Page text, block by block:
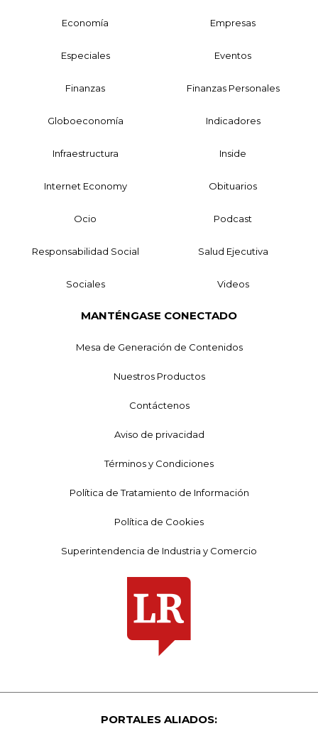
Economía Empresas
Especiales Eventos
Finanzas Finanzas Personales
Globoeconomía Indicadores
Infraestructura Inside
Internet Economy Obituarios
Ocio Podcast
Responsabilidad Social Salud Ejecutiva
Sociales Videos
MANTÉNGASE CONECTADO
Mesa de Generación de Contenidos
Nuestros Productos
Contáctenos
Aviso de privacidad
Términos y Condiciones
Política de Tratamiento de Información
Política de Cookies
Superintendencia de Industria y Comercio
PORTALES ALIADOS: